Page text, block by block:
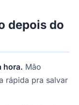
depois do
hora. Mão
rápida pra salvar